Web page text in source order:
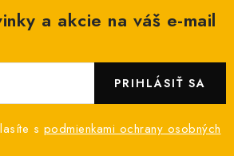
a akcie na váš e-mail
s podmienkami ochrany osobných
PRIHLÁSIŤ SA